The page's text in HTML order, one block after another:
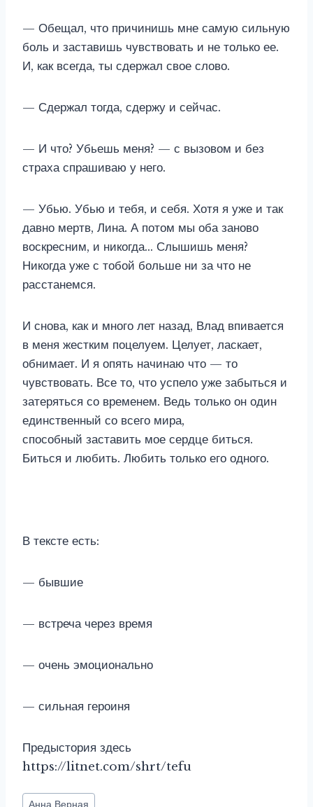
— Обещал, что причинишь мне самую сильную
боль и заставишь чувствовать и не только ее.
И, как всегда, ты сдержал свое слово.
— Сдержал тогда, сдержу и сейчас.
— И что? Убьешь меня? — с вызовом и без
страха спрашиваю у него.
— Убью. Убью и тебя, и себя. Хотя я уже и так
давно мертв, Лина. А потом мы оба заново
воскресним, и никогда… Слышишь меня?
Никогда уже с тобой больше ни за что не
расстанемся.
И снова, как и много лет назад, Влад впивается
в меня жестким поцелуем. Целует, ласкает,
обнимает. И я опять начинаю что — то
чувствовать. Все то, что успело уже забыться и
затеряться со временем. Ведь только он один
единственный со всего мира,
способный заставить мое сердце биться.
Биться и любить. Любить только его одного.
В тексте есть:
— бывшие
— встреча через время
— очень эмоционально
— сильная героиня
Предыстория здесь
https://litnet.com/shrt/tefu
Метки